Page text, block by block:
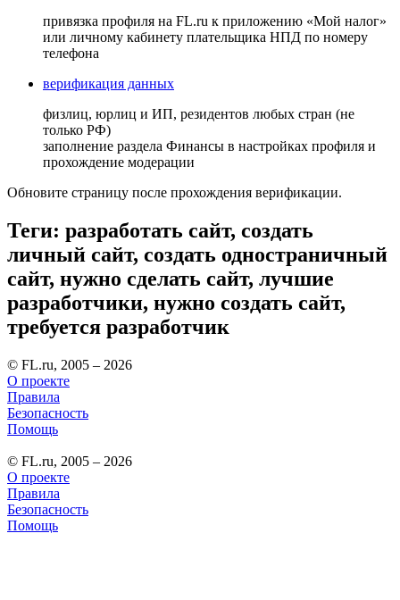
привязка профиля на FL.ru к приложению «Мой налог»
или личному кабинету плательщика НПД по номеру
телефона
верификация данных
физлиц, юрлиц и ИП, резидентов любых стран (не
только РФ)
заполнение раздела Финансы в настройках профиля и
прохождение модерации
Обновите страницу после прохождения верификации.
Теги: разработать сайт, создать
личный сайт, создать одностраничный
сайт, нужно сделать сайт, лучшие
разработчики, нужно создать сайт,
требуется разработчик
© FL.ru, 2005 – 2026
О проекте
Правила
Безопасность
Помощь
© FL.ru, 2005 – 2026
О проекте
Правила
Безопасность
Помощь